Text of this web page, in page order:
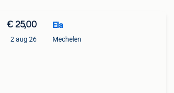
€ 25,00
2 aug 26
Ela
Mechelen